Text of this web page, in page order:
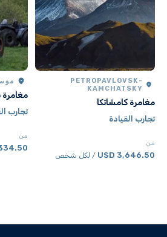
PETROPAVLOVSK-
KAMCHATSKY
مغامرة كامشاتكا
تجارب القيادة
من
3,646.50 USD / لكل شخص
تجارب
من
USD